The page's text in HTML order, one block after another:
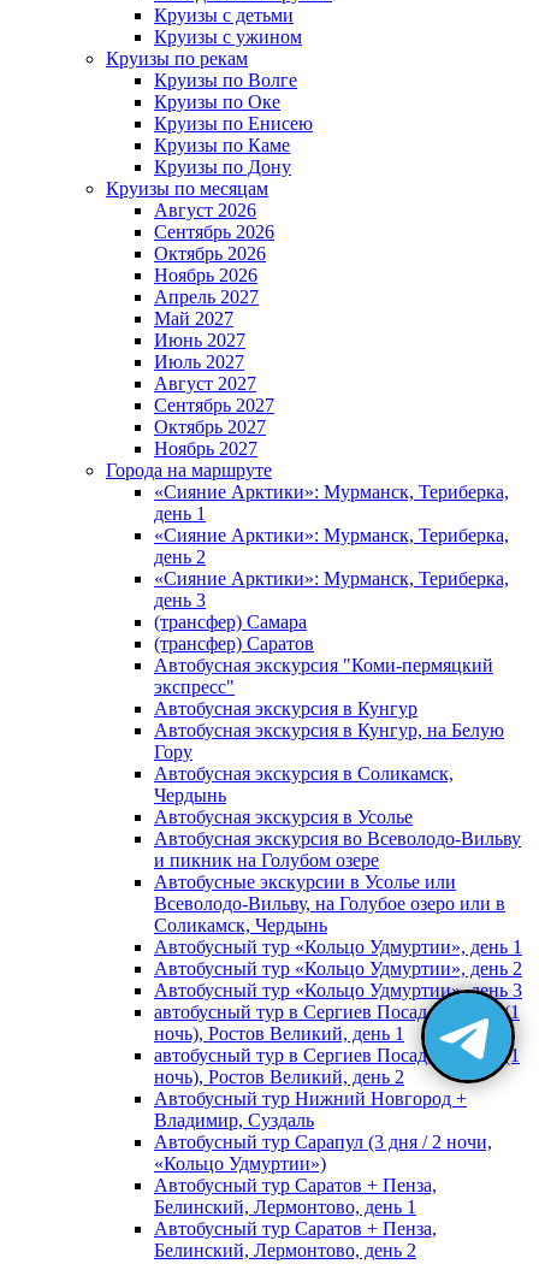
Круизы с детьми
Круизы с ужином
Круизы по рекам
Круизы по Волге
Круизы по Оке
Круизы по Енисею
Круизы по Каме
Круизы по Дону
Круизы по месяцам
Август 2026
Сентябрь 2026
Октябрь 2026
Ноябрь 2026
Апрель 2027
Май 2027
Июнь 2027
Июль 2027
Август 2027
Сентябрь 2027
Октябрь 2027
Ноябрь 2027
Города на маршруте
«Сияние Арктики»: Мурманск, Териберка,
день 1
«Сияние Арктики»: Мурманск, Териберка,
день 2
«Сияние Арктики»: Мурманск, Териберка,
день 3
(трансфер) Самара
(трансфер) Саратов
Автобусная экскурсия "Коми-пермяцкий
экспресс"
Автобусная экскурсия в Кунгур
Автобусная экскурсия в Кунгур, на Белую
Гору
Автобусная экскурсия в Соликамск,
Чердынь
Автобусная экскурсия в Усолье
Автобусная экскурсия во Всеволодо-Вильву
и пикник на Голубом озере
Автобусные экскурсии в Усолье или
Всеволодо-Вильву, на Голубое озеро или в
Соликамск, Чердынь
Автобусный тур «Кольцо Удмуртии», день 1
Автобусный тур «Кольцо Удмуртии», день 2
Автобусный тур «Кольцо Удмуртии», день 3
автобусный тур в Сергиев Посад, Москву (1
ночь), Ростов Великий, день 1
автобусный тур в Сергиев Посад, Москву (1
ночь), Ростов Великий, день 2
Автобусный тур Нижний Новгород +
Владимир, Суздаль
Автобусный тур Сарапул (3 дня / 2 ночи,
«Кольцо Удмуртии»)
Автобусный тур Саратов + Пенза,
Белинский, Лермонтово, день 1
Автобусный тур Саратов + Пенза,
Белинский, Лермонтово, день 2